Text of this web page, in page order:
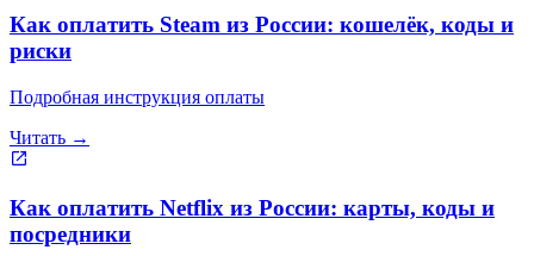
Как оплатить Steam из России: кошелёк, коды и
риски
Подробная инструкция оплаты
Читать →
Как оплатить Netflix из России: карты, коды и
посредники